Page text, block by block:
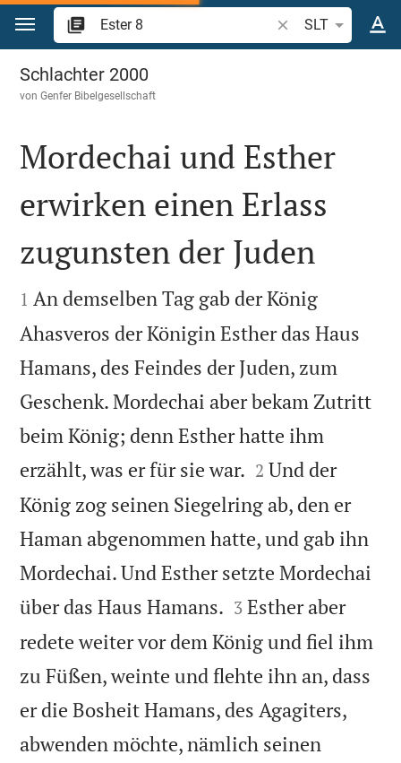
Zum Inhalt springen
Bibelstelle oder
SLT
Ester 8
Schlachter 2000
vonGenfer Bibelgesellschaft

Mordechai und Esther
erwirken einen Erlass
zugunsten der Juden

1 An demselben Tag gab der König
Ahasveros der Königin Esther das Haus
Hamans, des Feindes der Juden, zum
Geschenk. Mordechai aber bekam Zutritt
beim König; denn Esther hatte ihm
erzählt, was er für sie war. 

2 Und der
König zog seinen Siegelring ab, den er
Haman abgenommen hatte, und gab ihn
Mordechai. Und Esther setzte Mordechai
über das Haus Hamans. 

3 Esther aber
redete weiter vor dem König und fiel ihm
zu Füßen, weinte und flehte ihn an, dass
er die Bosheit Hamans, des Agagiters,
abwenden möchte, nämlich seinen